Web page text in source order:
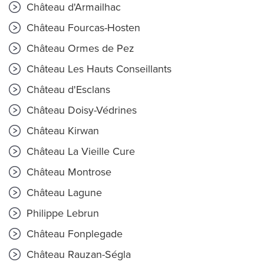
Château d'Armailhac
Château Fourcas-Hosten
Château Ormes de Pez
Château Les Hauts Conseillants
Château d'Esclans
Château Doisy-Védrines
Château Kirwan
Château La Vieille Cure
Château Montrose
Château Lagune
Philippe Lebrun
Château Fonplegade
Château Rauzan-Ségla